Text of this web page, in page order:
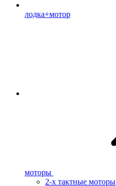
лодка+мотор
моторы
2-х тактные моторы